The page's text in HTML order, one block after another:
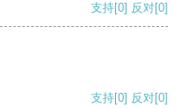
支持[0] 反对[0]
支持[0] 反对[0]